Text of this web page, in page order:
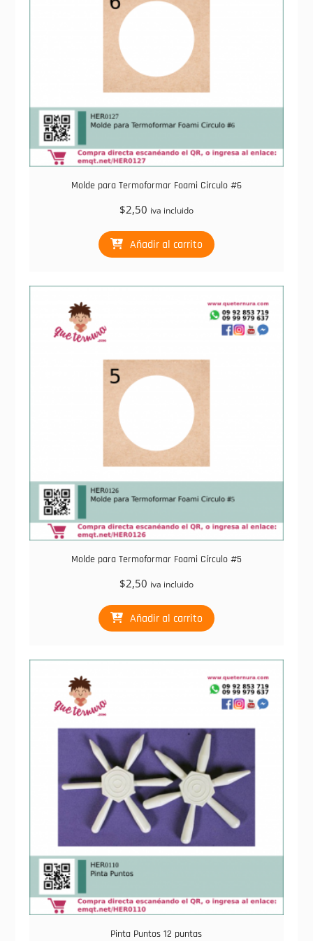
Molde para Termoformar Foami Circulo #6
$2,50 iva incluido
Añadir al carrito
Molde para Termoformar Foami Círculo #5
$2,50 iva incluido
Añadir al carrito
Pinta Puntos 12 puntas